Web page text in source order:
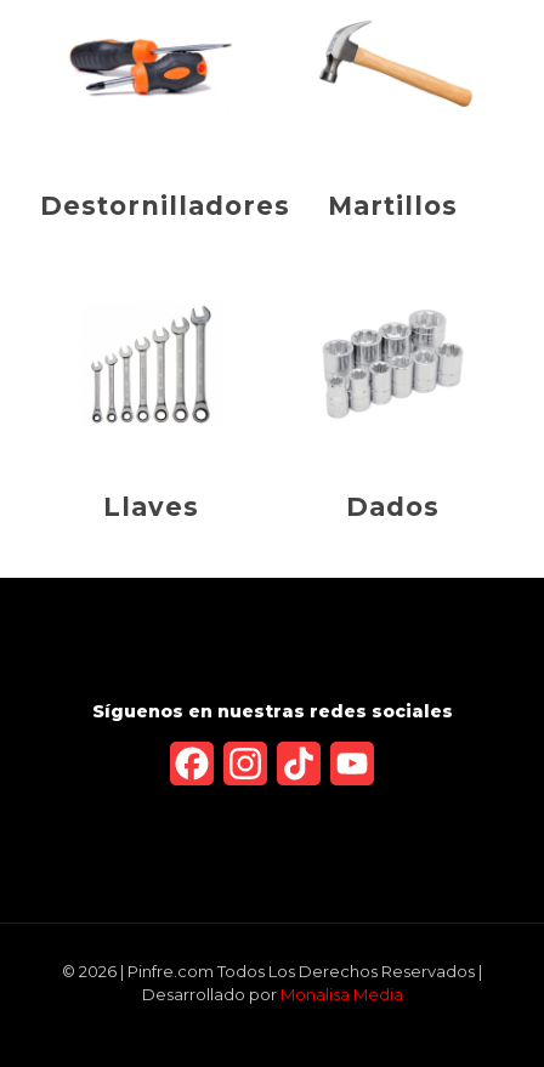
Destornilladores Martillos
Llaves Dados
Síguenos en nuestras redes sociales
FacebookInstagram
TikTok
© 2026 | Pinfre.com Todos Los Derechos Reservados |
Desarrollado por Monalisa Media